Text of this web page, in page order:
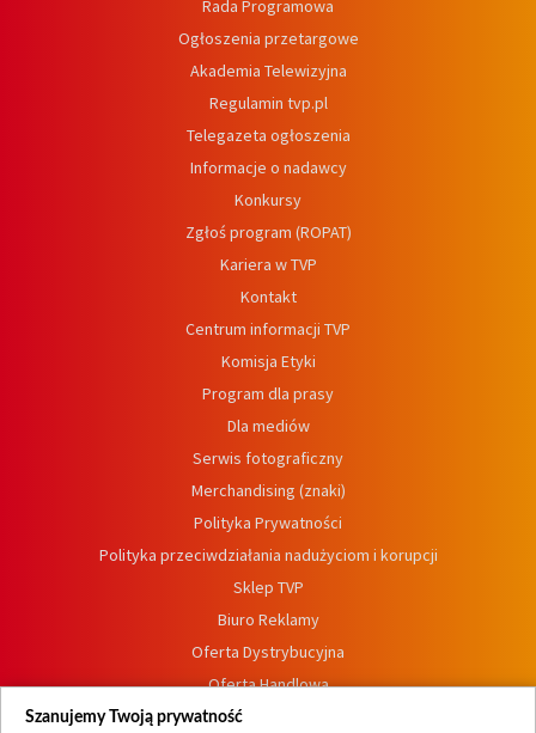
Rada Programowa
Ogłoszenia przetargowe
Akademia Telewizyjna
Regulamin tvp.pl
Telegazeta ogłoszenia
Informacje o nadawcy
Konkursy
Zgłoś program (ROPAT)
Kariera w TVP
Kontakt
Centrum informacji TVP
Komisja Etyki
Program dla prasy
Dla mediów
Serwis fotograficzny
Merchandising (znaki)
Polityka Prywatności
Polityka przeciwdziałania nadużyciom i korupcji
Sklep TVP
Biuro Reklamy
Oferta Dystrybucyjna
Oferta Handlowa
Dostępność
Szanujemy Twoją prywatność